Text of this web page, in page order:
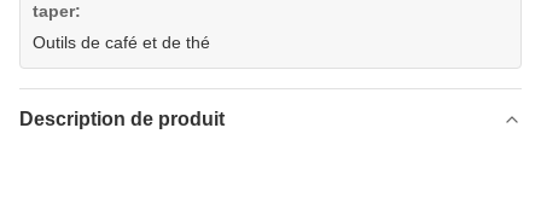
taper:
Outils de café et de thé
Description de produit